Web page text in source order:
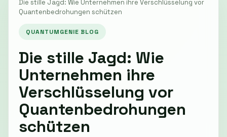
Die stille Jagd: Wie Unternehmen ihre Verschlüsselung vor
Quantenbedrohungen schützen
QUANTUMGENIE BLOG
Die stille Jagd: Wie
Unternehmen ihre
Verschlüsselung vor
Quantenbedrohungen
schützen